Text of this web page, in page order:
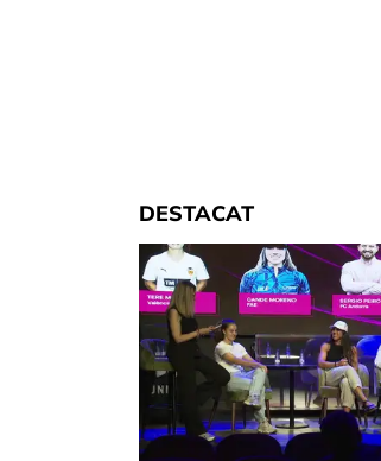
DESTACAT